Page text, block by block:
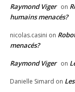
Raymond Viger on
humains menacés?
nicolas.casini on
menacés?
Raymond Viger on
Danielle Simard on